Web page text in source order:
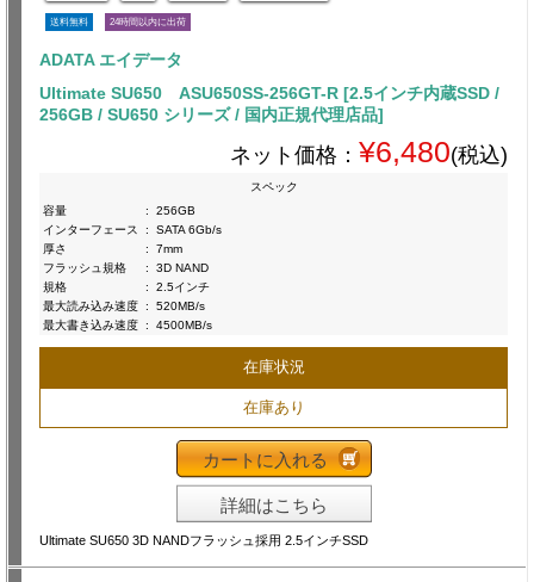
送料無料 24時間以内に出荷
ADATA エイデータ
Ultimate SU650 ASU650SS-256GT-R [2.5インチ内蔵SSD /
256GB / SU650 シリーズ / 国内正規代理店品]
ネット価格： ¥6,480(税込)
スペック
容量
:
256GB
インターフェース
:
SATA 6Gb/s
厚さ
:
7mm
フラッシュ規格
:
3D NAND
規格
:
2.5インチ
最大読み込み速度 :
520MB/s
最大書き込み速度 : 4500MB/s
在庫状況
在庫あり
カートに入れる
詳細はこちら
Ultimate SU650 3D NANDフラッシュ採用 2.5インチSSD